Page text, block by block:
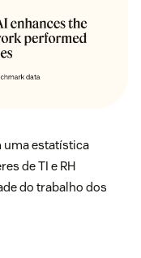
uma estatística
de TI e RH
do trabalho dos